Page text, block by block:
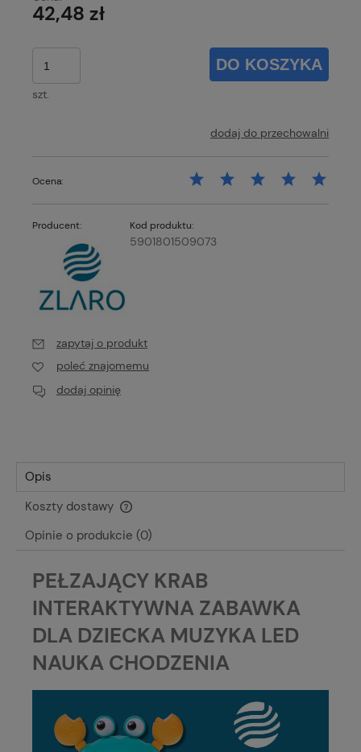
42,48 zł
szt.
DO KOSZYKA
dodaj do przechowalni
Ocena:
Producent: Kod produktu:
5901801509073
zapytaj o produkt
poleć znajomemu
dodaj opinię
Opis
Koszty dostawy
Cena nie zawiera ewentualnych kosztów płatności
Opinie o produkcie (0)
PEŁZAJĄCY KRAB
INTERAKTYWNA ZABAWKA
DLA DZIECKA MUZYKA LED
NAUKA CHODZENIA